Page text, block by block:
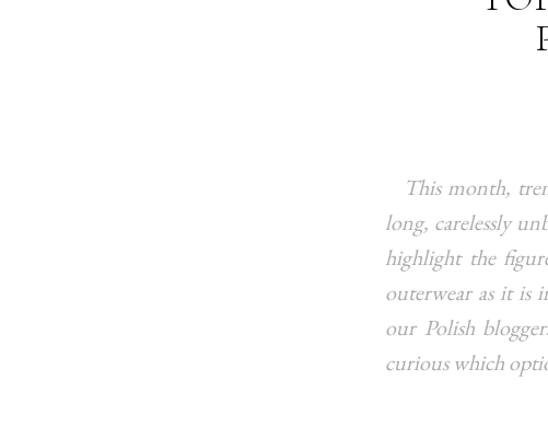
This month,
long, carelessly
highlight the
outerwear as it is
our Polish
curious which